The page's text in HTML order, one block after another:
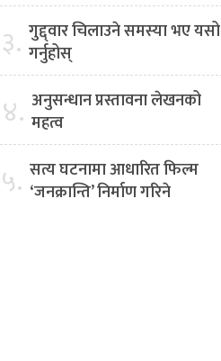
३. गुद्द्वार चिलाउने समस्या भए यसो
गर्नुहोस्
४. अनुसन्धान प्रस्तावना लेखनको
महत्व
५. सत्य घटनामा आधारित फिल्म
‘जनक्रान्ति’ निर्माण गरिने